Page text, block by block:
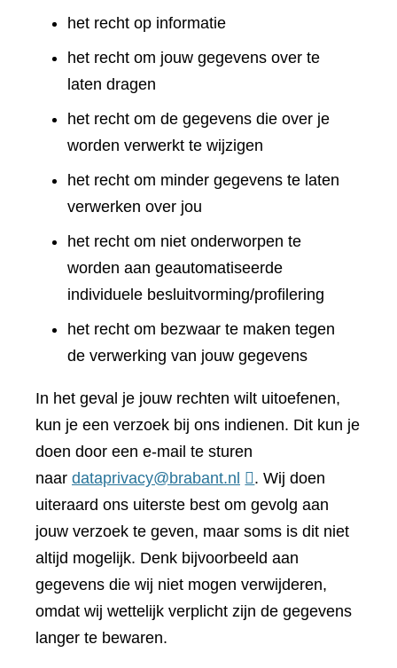
het recht op informatie
het recht om jouw gegevens over te
laten dragen
het recht om de gegevens die over je
worden verwerkt te wijzigen
het recht om minder gegevens te laten
verwerken over jou
het recht om niet onderworpen te
worden aan geautomatiseerde
individuele besluitvorming/profilering
het recht om bezwaar te maken tegen
de verwerking van jouw gegevens
In het geval je jouw rechten wilt uitoefenen,
kun je een verzoek bij ons indienen. Dit kun je
doen door een e-mail te sturen
naar dataprivacy@brabant.nl
. Wij doen
uiteraard ons uiterste best om gevolg aan
jouw verzoek te geven, maar soms is dit niet
altijd mogelijk. Denk bijvoorbeeld aan
gegevens die wij niet mogen verwijderen,
omdat wij wettelijk verplicht zijn de gegevens
langer te bewaren.